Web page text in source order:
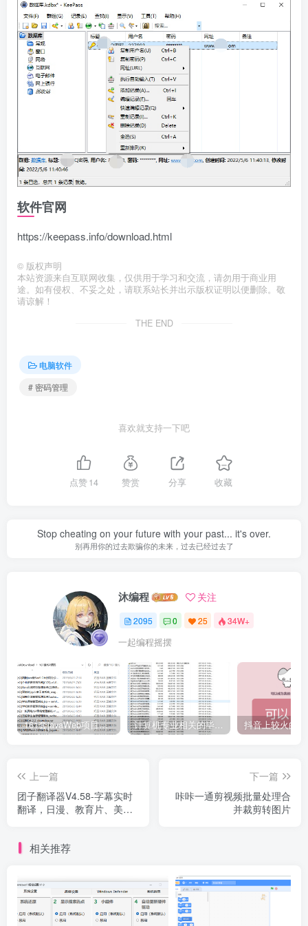
软件官网
https://keepass.info/download.html
© 版权声明
本站资源来自互联网收集，仅供用于学习和交流，请勿用于商业用
途。如有侵权、不妥之处，请联系站长并出示版权证明以便删除。敬
请谅解！
THE END
电脑软件
# 密码管理
喜欢就支持一下吧
点赞14 赞赏 分享 收藏
Stop cheating on your future with your past... it's over.
别再用你的过去欺骗你的未来，过去已经过去了
沐编程 关注
2095 0 25 34W+
一起编程摇摆
161套javaWeb项目源码免费分享 计算机专业相关的毕业设计论文合集免费下载
上一篇
团子翻译器V4.58-字幕实时
翻译，日漫、教育片、美、
下一篇
咔咔一通剪视频批量处理合
并裁剪转图片
相关推荐